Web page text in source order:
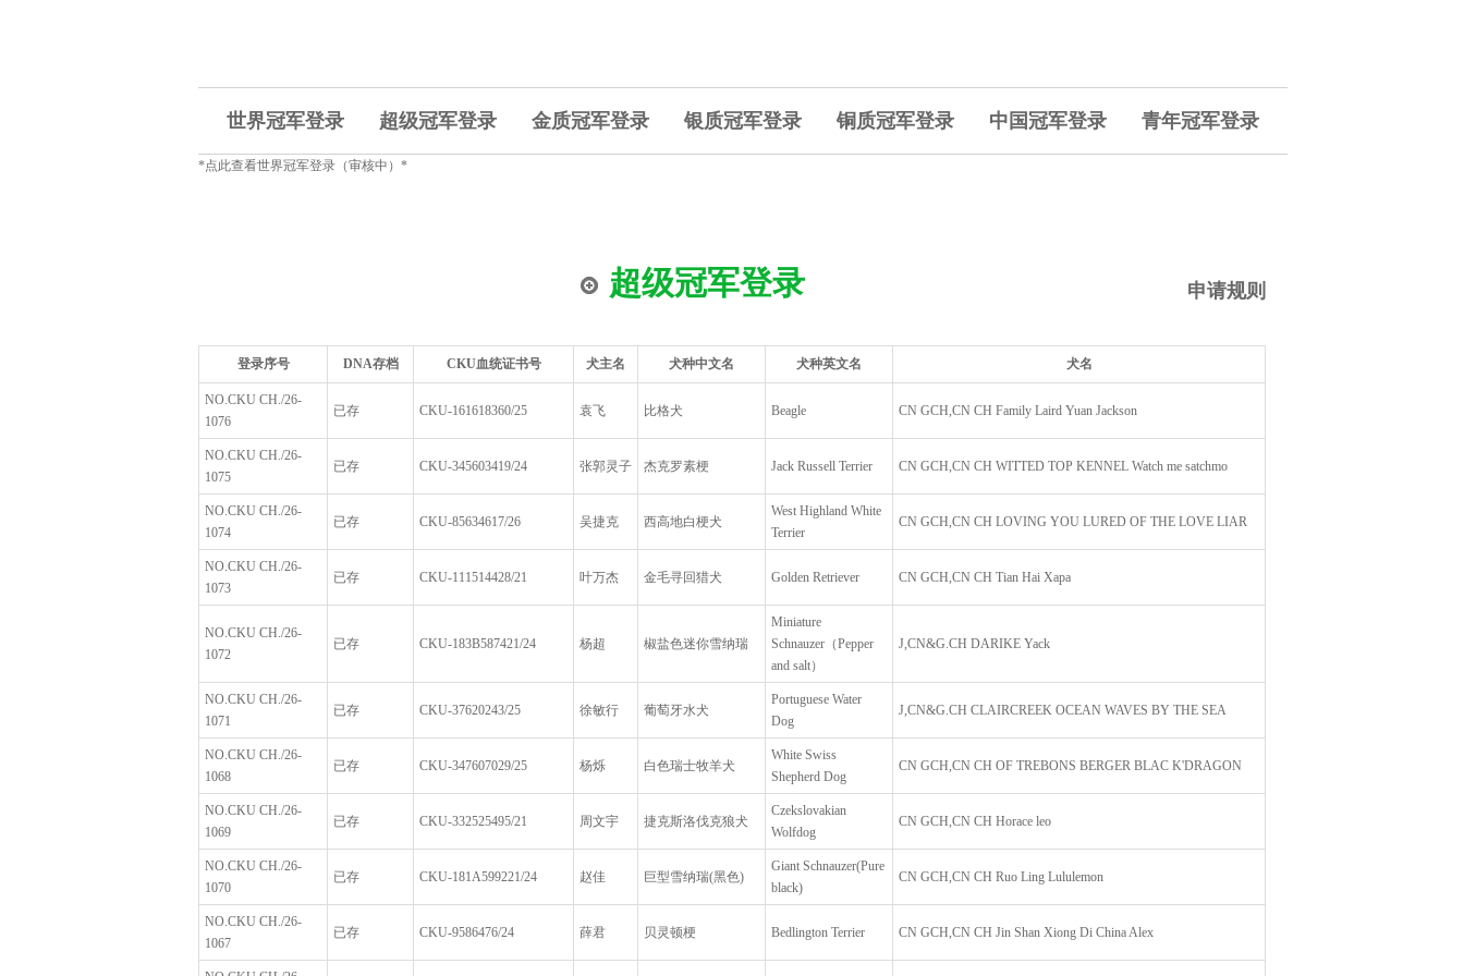
世界冠军登录 超级冠军登录 金质冠军登录 银质冠军登录 铜质冠军登录 中国冠军登录 青年冠军登录
*点此查看世界冠军登录（审核中）*
超级冠军登录 申请规则
登录序号 DNA存档 CKU血统证书号 犬主名 犬种中文名 犬种英文名 犬名
NO.CKU CH./26-
1076
已存 CKU-161618360/25 袁飞 比格犬 Beagle CN GCH,CN CH Family Laird Yuan Jackson
NO.CKU CH./26-
1075
已存 CKU-345603419/24 张郭灵子 杰克罗素梗 Jack Russell Terrier CN GCH,CN CH WITTED TOP KENNEL Watch me satchmo
NO.CKU CH./26-
1074
已存 CKU-85634617/26 吴捷克 西高地白梗犬
West Highland White
Terrier
CN GCH,CN CH LOVING YOU LURED OF THE LOVE LIAR
NO.CKU CH./26-
1073
已存 CKU-111514428/21 叶万杰 金毛寻回猎犬 Golden Retriever CN GCH,CN CH Tian Hai Xapa
NO.CKU CH./26-
1072
已存 CKU-183B587421/24 杨超 椒盐色迷你雪纳瑞
Miniature
Schnauzer（Pepper
and salt）
J,CN&G.CH DARIKE Yack
NO.CKU CH./26-
1071
已存 CKU-37620243/25 徐敏行 葡萄牙水犬
Portuguese Water
Dog
J,CN&G.CH CLAIRCREEK OCEAN WAVES BY THE SEA
NO.CKU CH./26-
1068
已存 CKU-347607029/25 杨烁 白色瑞士牧羊犬
White Swiss
Shepherd Dog
CN GCH,CN CH OF TREBONS BERGER BLAC K'DRAGON
NO.CKU CH./26-
1069
已存 CKU-332525495/21 周文宇 捷克斯洛伐克狼犬
Czekslovakian
Wolfdog
CN GCH,CN CH Horace leo
NO.CKU CH./26-
1070
已存 CKU-181A599221/24 赵佳 巨型雪纳瑞(黑色)
Giant Schnauzer(Pure
black)
CN GCH,CN CH Ruo Ling Lululemon
NO.CKU CH./26-
1067
已存 CKU-9586476/24 薛君 贝灵顿梗 Bedlington Terrier CN GCH,CN CH Jin Shan Xiong Di China Alex